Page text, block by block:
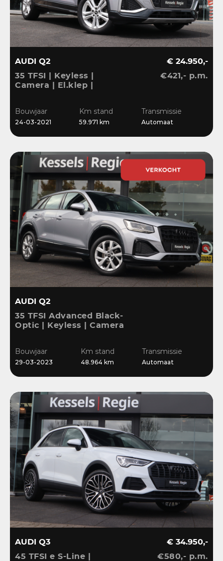
AUDI Q2
35 TFSI | Keyless |
Camera | El.klep |
€ 24.950,-
€421,- p.m.
Bouwjaar
24-03-2021
Km stand
59.971 km
Transmissie
Automaat
AUDI Q2
35 TFSI Advanced Black-
Optic | Keyless | Camera
Sensoren | DAB
Bouwjaar
29-03-2023
Km stand
48.964 km
Transmissie
Automaat
AUDI Q3
45 TFSI e S-Line |
€ 34.950,-
€580,- p.m.